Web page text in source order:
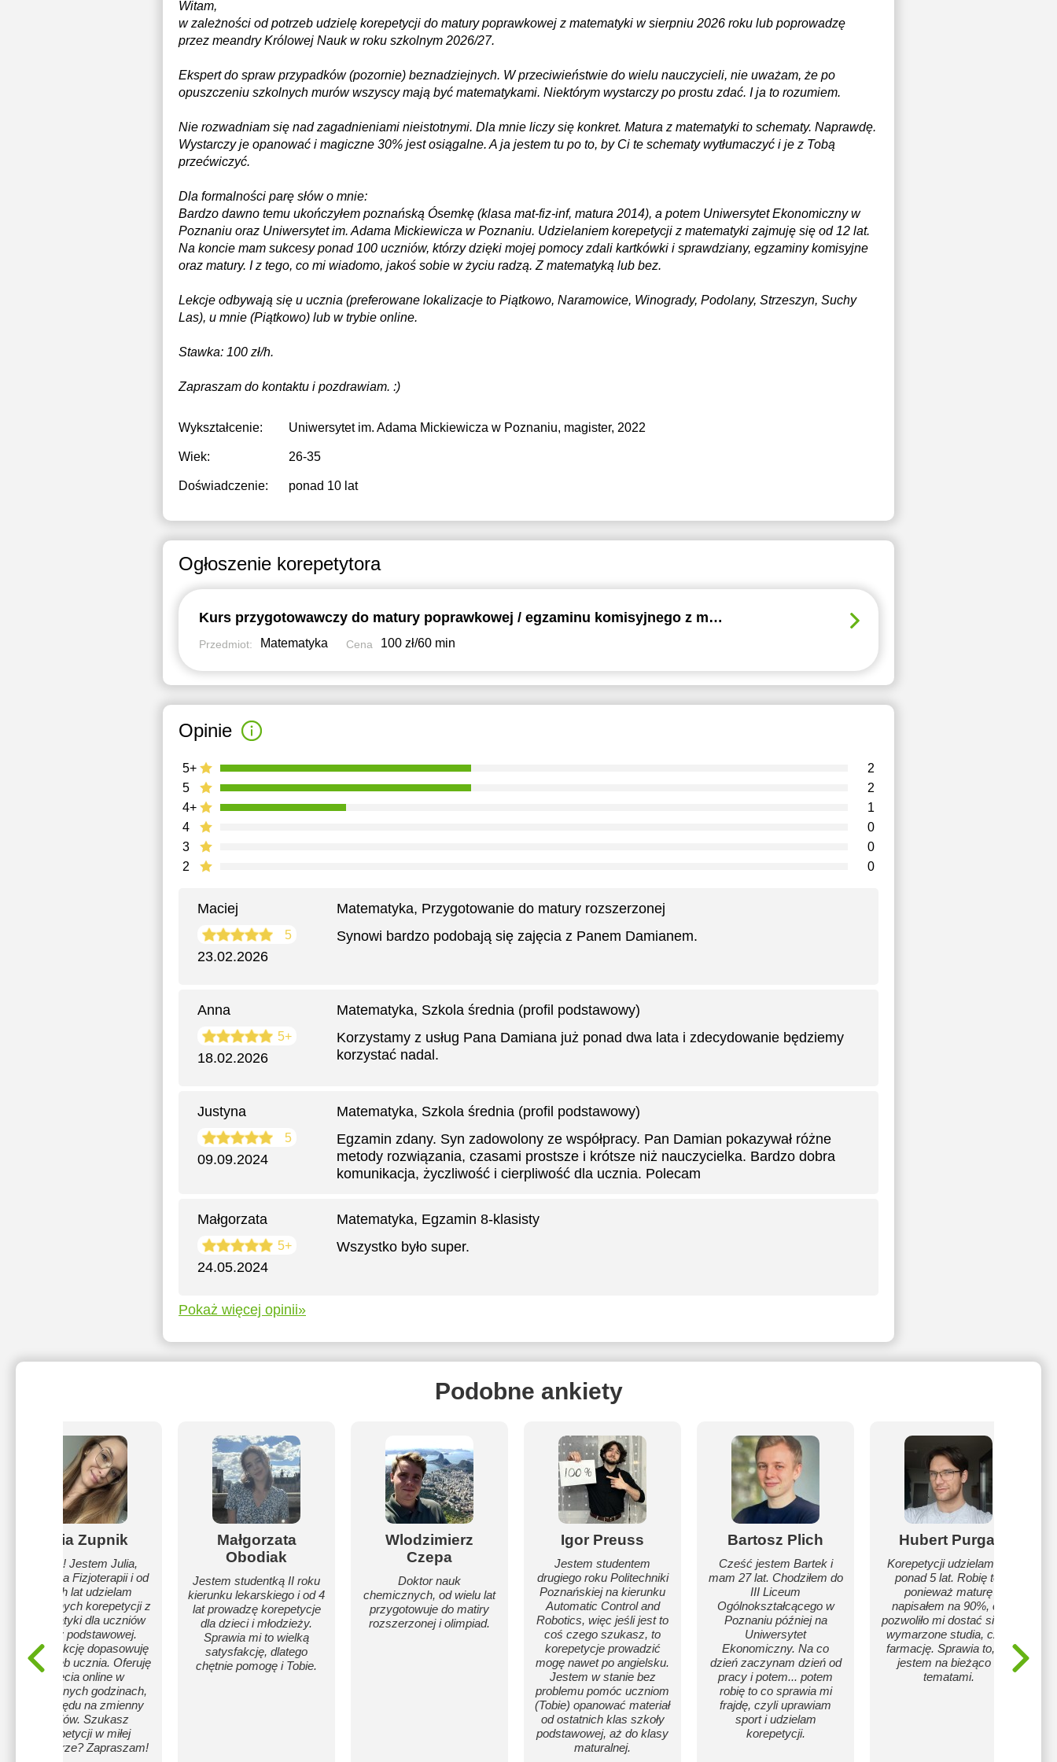
Witam,
w zależności od potrzeb udzielę korepetycji do matury poprawkowej z matematyki w sierpniu 2026 roku lub poprowadzę
przez meandry Królowej Nauk w roku szkolnym 2026/27.
Ekspert do spraw przypadków (pozornie) beznadziejnych. W przeciwieństwie do wielu nauczycieli, nie uważam, że po
opuszczeniu szkolnych murów wszyscy mają być matematykami. Niektórym wystarczy po prostu zdać. I ja to rozumiem.
Nie rozwadniam się nad zagadnieniami nieistotnymi. Dla mnie liczy się konkret. Matura z matematyki to schematy. Naprawdę.
Wystarczy je opanować i magiczne 30% jest osiągalne. A ja jestem tu po to, by Ci te schematy wytłumaczyć i je z Tobą
przećwiczyć.
Dla formalności parę słów o mnie:
Bardzo dawno temu ukończyłem poznańską Ósemkę (klasa mat-fiz-inf, matura 2014), a potem Uniwersytet Ekonomiczny w
Poznaniu oraz Uniwersytet im. Adama Mickiewicza w Poznaniu. Udzielaniem korepetycji z matematyki zajmuję się od 12 lat.
Na koncie mam sukcesy ponad 100 uczniów, którzy dzięki mojej pomocy zdali kartkówki i sprawdziany, egzaminy komisyjne
oraz matury. I z tego, co mi wiadomo, jakoś sobie w życiu radzą. Z matematyką lub bez.
Lekcje odbywają się u ucznia (preferowane lokalizacje to Piątkowo, Naramowice, Winogrady, Podolany, Strzeszyn, Suchy
Las), u mnie (Piątkowo) lub w trybie online.
Stawka: 100 zł/h.
Zapraszam do kontaktu i pozdrawiam. :)
Wykształcenie: Uniwersytet im. Adama Mickiewicza w Poznaniu, magister, 2022
Wiek: 26-35
Doświadczenie: ponad 10 lat
Ogłoszenie korepetytora
Kurs przygotowawczy do matury poprawkowej / egzaminu komisyjnego z matematyki - lato 2024
Przedmiot: Matematyka Cena 100 zł/60 min
Opinie
2 0
3 0
4 0
4+ 1
5 2
5+ 2
Maciej
5
23.02.2026
Matematyka, Przygotowanie do matury rozszerzonej
Synowi bardzo podobają się zajęcia z Panem Damianem.
Anna
5+
18.02.2026
Matematyka, Szkola średnia (profil podstawowy)
Korzystamy z usług Pana Damiana już ponad dwa lata i zdecydowanie będziemy
korzystać nadal.
Justyna
5
09.09.2024
Matematyka, Szkola średnia (profil podstawowy)
Egzamin zdany. Syn zadowolony ze współpracy. Pan Damian pokazywał różne
metody rozwiązania, czasami prostsze i krótsze niż nauczycielka. Bardzo dobra
komunikacja, życzliwość i cierpliwość dla ucznia. Polecam
Małgorzata
5+
24.05.2024
Matematyka, Egzamin 8-klasisty
Wszystko było super.
Pokaż więcej opinii»
Podobne ankiety
Julia Zupnik
Cześć! Jestem Julia,
studentka Fizjoterapii i od
trzech lat udzielam
skutecznych korepetycji z
matematyki dla uczniów
szkoły podstawowej.
Każdą lekcję dopasowuję
do potrzeb ucznia. Oferuję
zajęcia online w
elastycznych godzinach,
ze względu na zmienny
studiów. Szukasz
korepetycji w miłej
atmosferze? Zapraszam!
Małgorzata
Obodiak
Jestem studentką II roku
kierunku lekarskiego i od 4
lat prowadzę korepetycje
dla dzieci i młodzieży.
Sprawia mi to wielką
satysfakcję, dlatego
chętnie pomogę i Tobie.
Wlodzimierz
Czepa
Doktor nauk
chemicznych, od wielu lat
przygotowuje do matiry
rozszerzonej i olimpiad.
Igor Preuss
Jestem studentem
drugiego roku Politechniki
Poznańskiej na kierunku
Automatic Control and
Robotics, więc jeśli jest to
coś czego szukasz, to
korepetycje prowadzić
mogę nawet po angielsku.
Jestem w stanie bez
problemu pomóc uczniom
(Tobie) opanować materiał
od ostatnich klas szkoły
podstawowej, aż do klasy
maturalnej.
Bartosz Plich
Cześć jestem Bartek i
mam 27 lat. Chodziłem do
III Liceum
Ogólnokształcącego w
Poznaniu później na
Uniwersytet
Ekonomiczny. Na co
dzień zaczynam dzień od
pracy i potem... potem
robię to co sprawia mi
frajdę, czyli uprawiam
sport i udzielam
korepetycji.
Hubert Purgal
Korepetycji udzielam od
ponad 5 lat. Robię to,
ponieważ maturę
napisałem na 90%, co
pozwoliło mi dostać się na
wymarzone studia, czyli
farmację. Sprawia to, że
jestem na bieżąco z
tematami.